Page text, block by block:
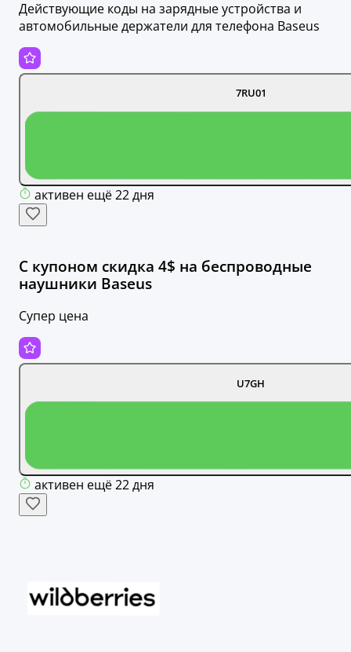
Действующие коды на зарядные устройства и
автомобильные держатели для телефона Baseus
7RU01
активен ещё 22 дня
С купоном скидка 4$ на беспроводные
наушники Baseus
Супер цена
U7GH
активен ещё 22 дня